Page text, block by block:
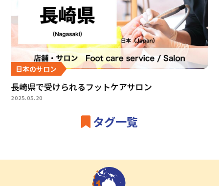
日本のサロン
長崎県で受けられるフットケアサロン
2025.05.20
タグ一覧